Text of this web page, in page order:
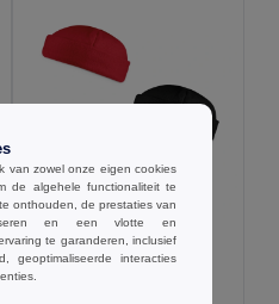
€1.43
Muts van fleece (220 g/m²)
Egotier 99018
van zowel onze eigen cookies
de algehele functionaliteit te
onthouden, de prestaties van
en een vlotte en
te garanderen, inclusief
geoptimaliseerde interacties